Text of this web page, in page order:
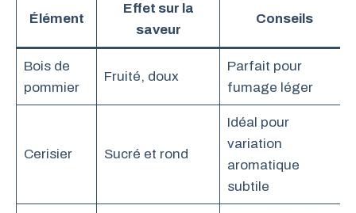
Élément
Effet sur la
saveur
Conseils
Bois de
pommier
Fruité, doux
Parfait pour
fumage léger
Cerisier Sucré et rond
Idéal pour
variation
aromatique
subtile